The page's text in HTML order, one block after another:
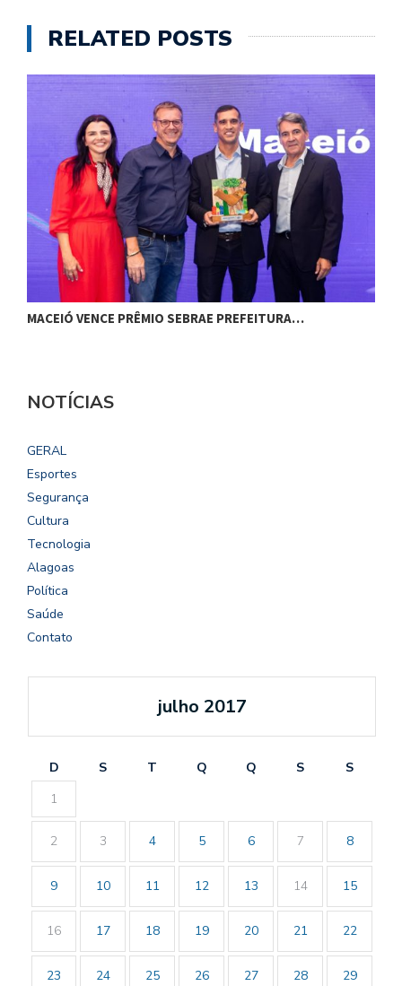
RELATED POSTS
MACEIÓ VENCE PRÊMIO SEBRAE PREFEITURA…
NOTÍCIAS
GERAL
Esportes
Segurança
Cultura
Tecnologia
Alagoas
Política
Saúde
Contato
julho 2017
D S T Q Q S
S
1
2 3 4 5 6 7 8
9 10 11 12 13 14 15
16 17 18 19 20 21 22
23 24 25 26 27 28 29